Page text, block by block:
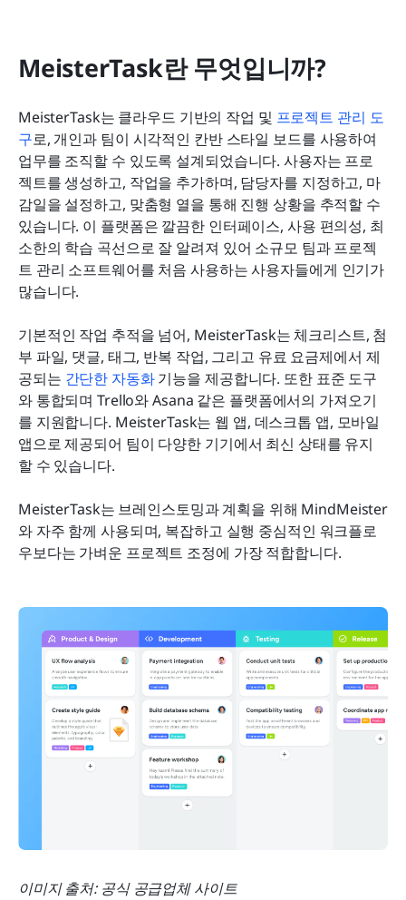
MeisterTask란 무엇입니까?
MeisterTask는 클라우드 기반의 작업 및 프로젝트 관리 도
구로, 개인과 팀이 시각적인 칸반 스타일 보드를 사용하여
업무를 조직할 수 있도록 설계되었습니다. 사용자는 프로
젝트를 생성하고, 작업을 추가하며, 담당자를 지정하고, 마
감일을 설정하고, 맞춤형 열을 통해 진행 상황을 추적할 수
있습니다. 이 플랫폼은 깔끔한 인터페이스, 사용 편의성, 최
소한의 학습 곡선으로 잘 알려져 있어 소규모 팀과 프로젝
트 관리 소프트웨어를 처음 사용하는 사용자들에게 인기가
많습니다.
기본적인 작업 추적을 넘어, MeisterTask는 체크리스트, 첨
부 파일, 댓글, 태그, 반복 작업, 그리고 유료 요금제에서 제
공되는 간단한 자동화 기능을 제공합니다. 또한 표준 도구
와 통합되며 Trello와 Asana 같은 플랫폼에서의 가져오기
를 지원합니다. MeisterTask는 웹 앱, 데스크톱 앱, 모바일
앱으로 제공되어 팀이 다양한 기기에서 최신 상태를 유지
할 수 있습니다.
MeisterTask는 브레인스토밍과 계획을 위해 MindMeister
와 자주 함께 사용되며, 복잡하고 실행 중심적인 워크플로
우보다는 가벼운 프로젝트 조정에 가장 적합합니다.
이미지 출처: 공식 공급업체 사이트